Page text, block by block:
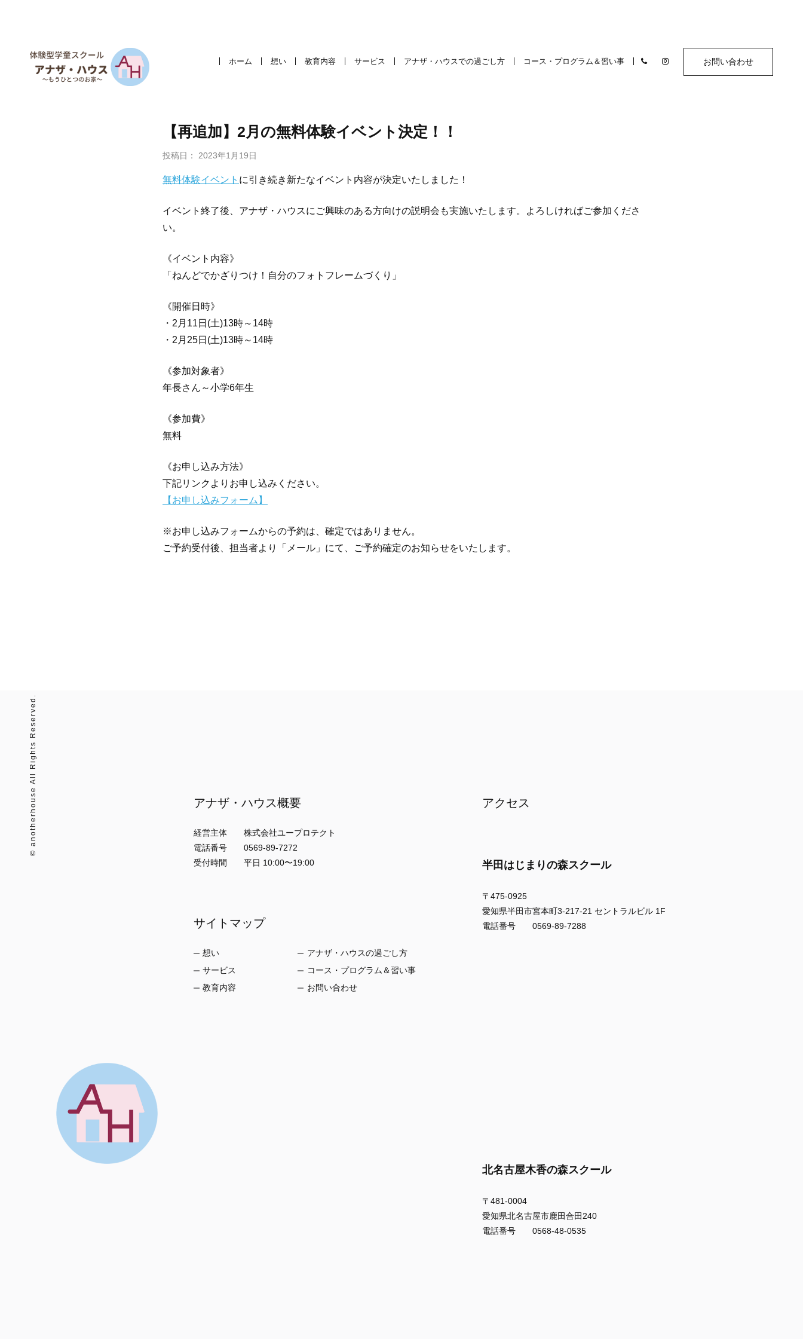
ホーム 想い 教育内容 サービス アナザ・ハウスでの過ごし方 コース・プログラム＆習い事 お問い合わせ
【再追加】2月の無料体験イベント決定！！
投稿日： 2023年1月19日
無料体験イベント に引き続き新たなイベント内容が決定いたしました！
イベント終了後、アナザ・ハウスにご興味のある方向けの説明会も実施いたします。よろしければご参加くださ
い。
《イベント内容》
「ねんどでかざりつけ！自分のフォトフレームづくり」
《開催日時》
・2月11日(土)13時～14時
・2月25日(土)13時～14時
《参加対象者》
年長さん～小学6年生
《参加費》
無料
《お申し込み方法》
下記リンクよりお申し込みください。
【お申し込みフォーム】
※お申し込みフォームからの予約は、確定ではありません。
ご予約受付後、担当者より「メール」にて、ご予約確定のお知らせをいたします。
アナザ・ハウス概要
経営主体 株式会社ユープロテクト
電話番号 0569-89-7272
受付時間 平日 10:00〜19:00
サイトマップ
想い
サービス
教育内容
アナザ・ハウスの過ごし方
コース・プログラム＆習い事
お問い合わせ
アクセス
半田はじまりの森スクール
〒475-0925
愛知県半田市宮本町3-217-21 セントラルビル 1F
電話番号 0569-89-7288
北名古屋木香の森スクール
〒481-0004
愛知県北名古屋市鹿田合田240
電話番号 0568-48-0535
© anotherhouse All Rights Reserved.